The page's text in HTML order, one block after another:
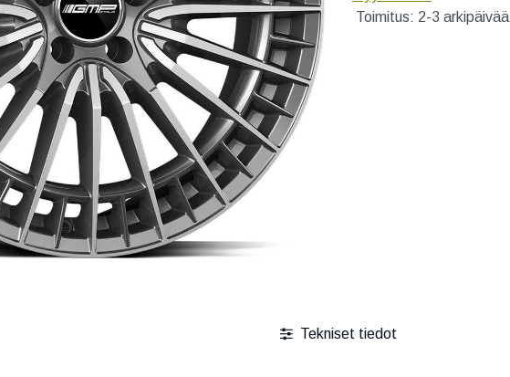
Toimitus: 2-3 arkipäivää
Tekniset tiedot